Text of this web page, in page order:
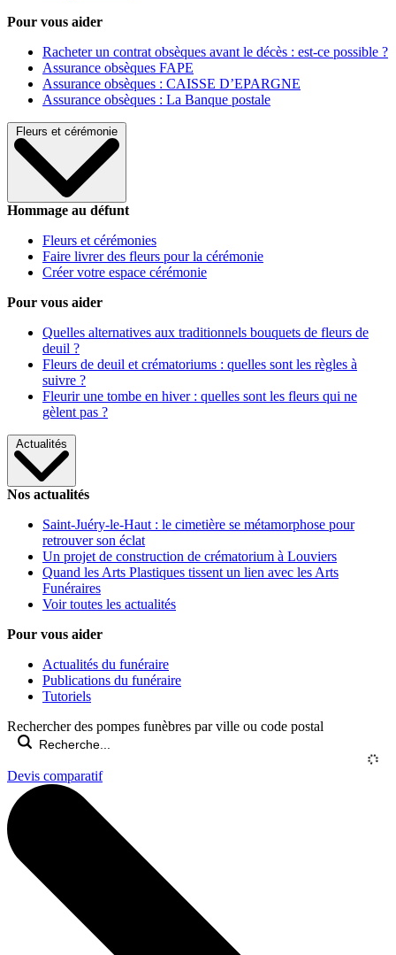
Pour vous aider
Racheter un contrat obsèques avant le décès : est-ce possible ?
Assurance obsèques FAPE
Assurance obsèques : CAISSE D’EPARGNE
Assurance obsèques : La Banque postale
Fleurs et cérémonie
Hommage au défunt
Fleurs et cérémonies
Faire livrer des fleurs pour la cérémonie
Créer votre espace cérémonie
Pour vous aider
Quelles alternatives aux traditionnels bouquets de fleurs de
deuil ?
Fleurs de deuil et crématoriums : quelles sont les règles à
suivre ?
Fleurir une tombe en hiver : quelles sont les fleurs qui ne
gèlent pas ?
Actualités
Nos actualités
Saint-Juéry-le-Haut : le cimetière se métamorphose pour
retrouver son éclat
Un projet de construction de crématorium à Louviers
Quand les Arts Plastiques tissent un lien avec les Arts
Funéraires
Voir toutes les actualités
Pour vous aider
Actualités du funéraire
Publications du funéraire
Tutoriels
Rechercher des pompes funèbres par ville ou code postal
Devis comparatif